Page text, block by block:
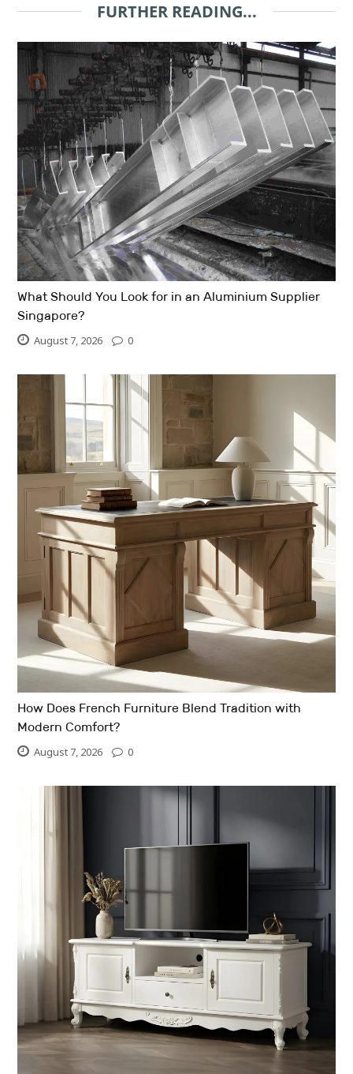
FURTHER READING...
What Should You Look for in an Aluminium Supplier
Singapore?
August 7, 2026 0
How Does French Furniture Blend Tradition with
Modern Comfort?
August 7, 2026 0